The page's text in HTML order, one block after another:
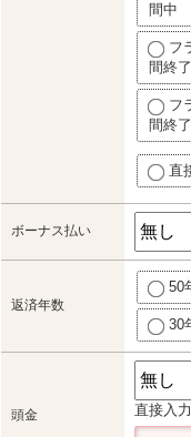
間中
フ
間終
フ
間終
直
ボーナス払い
返済年数
50
30
頭金 直接入